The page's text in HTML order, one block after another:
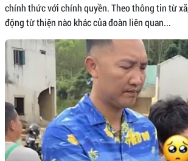
chính thức với chính quyền. Theo thông tin từ
động từ thiện nào khác của đoàn liên quan...